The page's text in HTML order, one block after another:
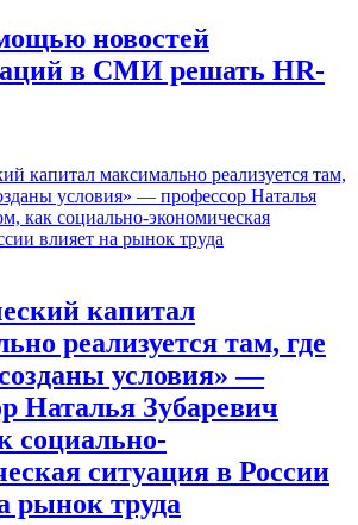
новостей
в СМИ решать HR-
капитал
реализуется там, где
условия» —
Наталья Зубаревич
социально-
ситуация в России
рынок труда